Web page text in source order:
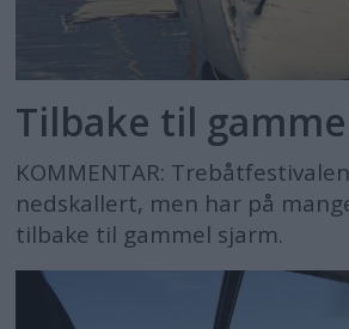
Tilbake til
KOMMENTAR:
nedskallert, men har på
tilbake til gammel sjarm.